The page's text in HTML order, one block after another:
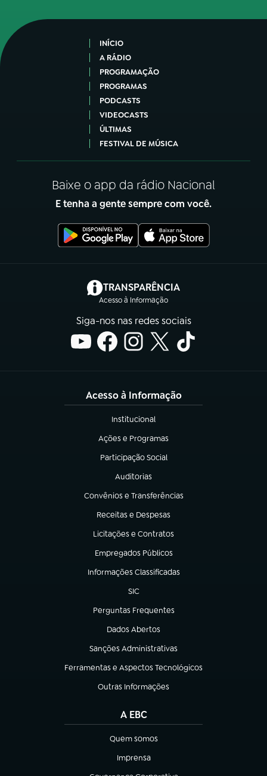
INÍCIO
A RÁDIO
PROGRAMAÇÃO
PROGRAMAS
PODCASTS
VIDEOCASTS
ÚLTIMAS
FESTIVAL DE MÚSICA
Baixe o app da rádio Nacional
E tenha a gente sempre com você.
TRANSPARÊNCIA
Acesso à Informação
(abre em nova aba)
Siga-nos nas redes sociais
Acesso à Informação
Institucional
(abre em nova aba)
Ações e Programas
(abre em nova aba)
Participação Social
(abre em nova aba)
Auditorias
(abre em nova aba)
Convênios e Transferências
(abre em nova aba)
Receitas e Despesas
(abre em nova aba)
Licitações e Contratos
(abre em nova aba)
Empregados Públicos
(abre em nova aba)
Informações Classificadas
(abre em nova aba)
SIC
(abre em nova aba)
Perguntas Frequentes
(abre em nova aba)
Dados Abertos
(abre em nova aba)
Sanções Administrativas
(abre em nova aba)
Ferramentas e Aspectos Tecnológicos
(abre em nova aba)
Outras Informações
(abre em nova aba)
A EBC
Quem somos
(abre em nova aba)
Imprensa
(abre em nova aba)